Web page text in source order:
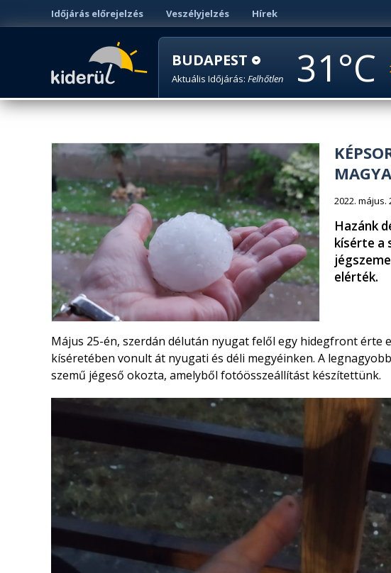
Időjárás előrejelzés Veszélyjelzés Hírek
BUDAPEST
Aktuális Időjárás: Felhőtlen 31
2022. május.
Hazánk
kísérte a
elérték.
Május 25-én, szerdán délután nyugat felől egy hidegfront érte
kíséretében vonult át nyugati és déli megyéinken. A
szemű jégeső okozta, amelyből fotóösszeállítást készítettünk.